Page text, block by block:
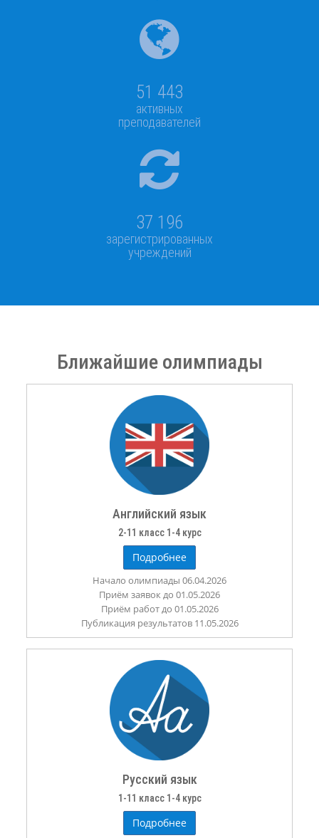
51 443
активных
преподавателей
37 196
зарегистрированных
учреждений
Ближайшие олимпиады
Английский язык
2-11 класс 1-4 курс
Подробнее
Начало олимпиады 06.04.2026
Приём заявок до 01.05.2026
Приём работ до 01.05.2026
Публикация результатов 11.05.2026
Русский язык
1-11 класс 1-4 курс
Подробнее